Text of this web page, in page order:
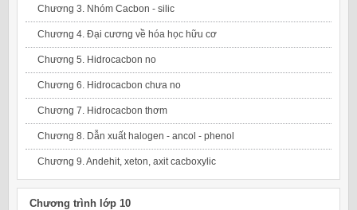
Chương 3. Nhóm Cacbon - silic
Chương 4. Đại cương về hóa học hữu cơ
Chương 5. Hidrocacbon no
Chương 6. Hidrocacbon chưa no
Chương 7. Hidrocacbon thơm
Chương 8. Dẫn xuất halogen - ancol - phenol
Chương 9. Andehit, xeton, axit cacboxylic
Chương trình lớp 10